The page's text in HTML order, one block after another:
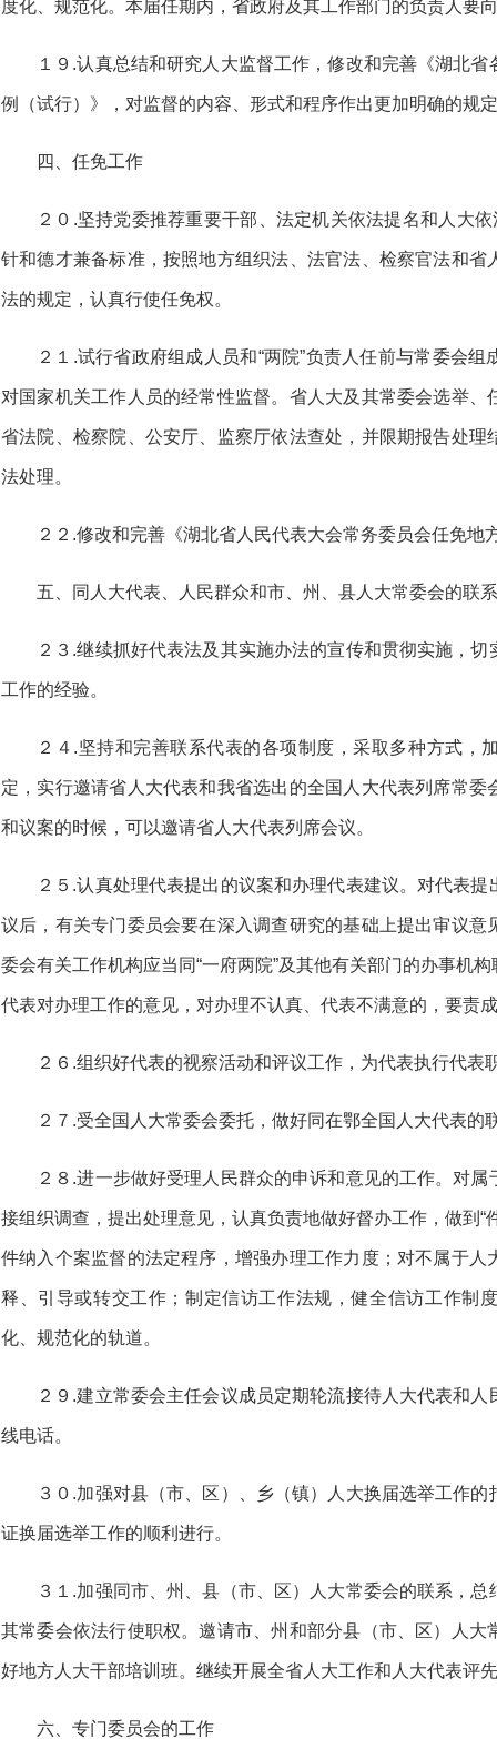
度化、规范化。本届任期内，省政府及其工作部门的负责人要
１９.认真总结和研究人大监督工作，修改和完善《湖北
例（试行）》，对监督的内容、形式和程序作出更加明确的规
四、任免工作
２０.坚持党委推荐重要干部、法定机关依法提名和人大
针和德才兼备标准，按照地方组织法、法官法、检察官法和
法的规定，认真行使任免权。
２１.试行省政府组成人员和“两院”负责人任前与常委会
对国家机关工作人员的经常性监督。省人大及其常委会选举
省法院、检察院、公安厅、监察厅依法查处，并限期报告处
法处理。
２２.修改和完善《湖北省人民代表大会常务委员会任免地
五、同人大代表、人民群众和市、州、县人大常委会的联系
２３.继续抓好代表法及其实施办法的宣传和贯彻实施，
工作的经验。
２４.坚持和完善联系代表的各项制度，采取多种方式，
定，实行邀请省人大代表和我省选出的全国人大代表列席常
和议案的时候，可以邀请省人大代表列席会议。
２５.认真处理代表提出的议案和办理代表建议。对代表
议后，有关专门委员会要在深入调查研究的基础上提出审议
委会有关工作机构应当同“一府两院”及其他有关部门的办事机
代表对办理工作的意见，对办理不认真、代表不满意的，要责
２６.组织好代表的视察活动和评议工作，为代表执行代表
２７.受全国人大常委会委托，做好同在鄂全国人大代表的
２８.进一步做好受理人民群众的申诉和意见的工作。对
接组织调查，提出处理意见，认真负责地做好督办工作，做到“
件纳入个案监督的法定程序，增强办理工作力度；对不属于
释、引导或转交工作；制定信访工作法规，健全信访工作制
化、规范化的轨道。
２９.建立常委会主任会议成员定期轮流接待人大代表和
线电话。
３０.加强对县（市、区）、乡（镇）人大换届选举工作
证换届选举工作的顺利进行。
３１.加强同市、州、县（市、区）人大常委会的联系，
其常委会依法行使职权。邀请市、州和部分县（市、区）人
好地方人大干部培训班。继续开展全省人大工作和人大代表评
六、专门委员会的工作